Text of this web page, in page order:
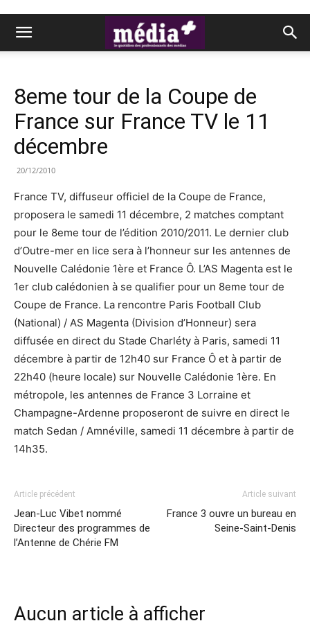
8eme tour de la Coupe de
France sur France TV le 11
décembre
20/12/2010
France TV, diffuseur officiel de la Coupe de France,
proposera le samedi 11 décembre, 2 matches comptant
pour le 8eme tour de l’édition 2010/2011. Le dernier club
d’Outre-mer en lice sera à l’honneur sur les antennes de
Nouvelle Calédonie 1ère et France Ô. L’AS Magenta est le
1er club calédonien à se qualifier pour un 8eme tour de
Coupe de France. La rencontre Paris Football Club
(National) / AS Magenta (Division d’Honneur) sera
diffusée en direct du Stade Charléty à Paris, samedi 11
décembre à partir de 12h40 sur France Ô et à partir de
22h40 (heure locale) sur Nouvelle Calédonie 1ère. En
métropole, les antennes de France 3 Lorraine et
Champagne-Ardenne proposeront de suivre en direct le
match Sedan / Amnéville, samedi 11 décembre à partir de
14h35.
Article précédent
Jean-Luc Vibet nommé
Directeur des programmes de
l’Antenne de Chérie FM
Article suivant
France 3 ouvre un bureau en
Seine-Saint-Denis
Aucun article à afficher